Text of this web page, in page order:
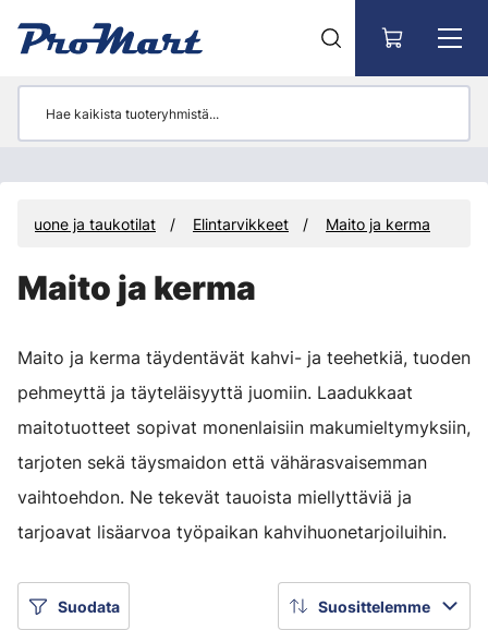
ja taukotilat Elintarvikkeet Maito ja kerma
Maito ja kerma
Maito ja kerma täydentävät kahvi- ja teehetkiä, tuoden
pehmeyttä ja täyteläisyyttä juomiin. Laadukkaat
maitotuotteet sopivat monenlaisiin makumieltymyksiin,
tarjoten sekä täysmaidon että vähärasvaisemman
vaihtoehdon. Ne tekevät tauoista miellyttäviä ja
tarjoavat lisäarvoa työpaikan kahvihuonetarjoiluihin.
Suodata Suosittelemme